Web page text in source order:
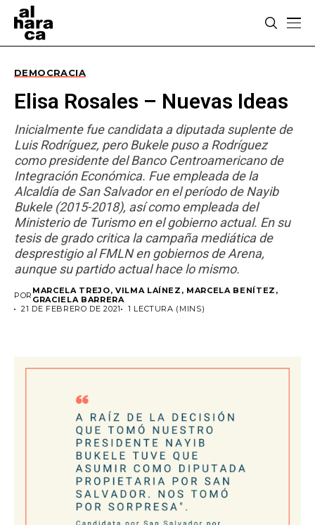
DEMOCRACIA
Elisa Rosales – Nuevas Ideas
Inicialmente fue candidata a diputada suplente de
Luis Rodríguez, pero Bukele puso a Rodríguez
como presidente del Banco Centroamericano de
Integración Económica. Fue empleada de la
Alcaldía de San Salvador en el período de Nayib
Bukele (2015-2018), así como empleada del
Ministerio de Turismo en el gobierno actual. En su
tesis de grado critica la campaña mediática de
desprestigio al FMLN en gobiernos de Arena,
aunque su partido actual hace lo mismo.
POR MARCELA TREJO, VILMA LAÍNEZ, MARCELA BENÍTEZ,
GRACIELA BARRERA
21 DE FEBRERO DE 2021
1 LECTURA (MINS)